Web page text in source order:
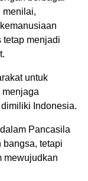
menilai,
tetap menjadi
untuk
menjaga
Indonesia.
Pancasila
bangsa, tetapi
mewujudkan